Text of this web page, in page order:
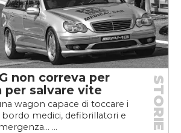
non correva per
per salvare vite
wagon capace di toccare i
medici, defibrillatori e
...
STORIE